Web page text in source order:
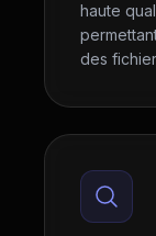
haute
des